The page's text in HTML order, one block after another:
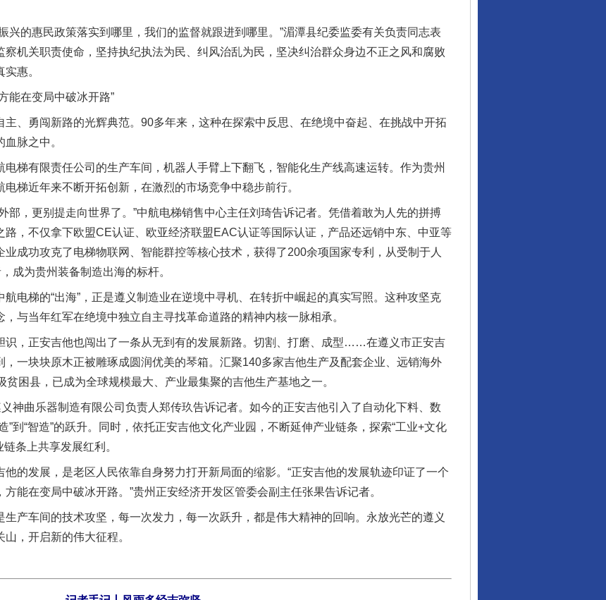
的惠民政策落实到哪里，我们的监督就跟进到哪里。”湄潭县纪委监委有关负责同志表
机关职责使命，坚持执纪执法为民、纠风治乱为民，坚决纠治群众身边不正之风和腐败
惠。
在变局中破冰开路”
勇闯新路的光辉典范。90多年来，这种在探索中反思、在绝境中奋起、在挑战中开拓
脉之中。
有限责任公司的生产车间，机器人手臂上下翻飞，智能化生产线高速运转。作为贵州
梯近年来不断开拓创新，在激烈的市场竞争中稳步前行。
，更别提走向世界了。”中航电梯销售中心主任刘琦告诉记者。凭借着敢为人先的拼搏
，不仅拿下欧盟CE认证、欧亚经济联盟EAC认证等国际认证，产品还远销中东、中亚等
成功攻克了电梯物联网、智能群控等核心技术，获得了200余项国家专利，从受制于人
成为贵州装备制造出海的标杆。
梯的“出海”，正是遵义制造业在逆境中寻机、在转折中崛起的真实写照。这种攻坚克
与当年红军在绝境中独立自主寻找革命道路的精神内核一脉相承。
，正安吉他也闯出了一条从无到有的发展新路。切割、打磨、成型……在遵义市正安吉
一块块原木正被雕琢成圆润优美的琴箱。汇聚140多家吉他生产及配套企业、远销海外
困县，已成为全球规模最大、产业最集聚的吉他生产基地之一。
曲乐器制造有限公司负责人郑传玖告诉记者。如今的正安吉他引入了自动化下料、数
”到“智造”的跃升。同时，依托正安吉他文化产业园，不断延伸产业链条，探索“工业+文化
条上共享发展红利。
发展，是老区人民依靠自身努力打开新局面的缩影。“正安吉他的发展轨迹印证了一个
能在变局中破冰开路。”贵州正安经济开发区管委会副主任张果告诉记者。
车间的技术攻坚，每一次发力，每一次跃升，都是伟大精神的回响。永放光芒的遵义
，开启新的伟大征程。